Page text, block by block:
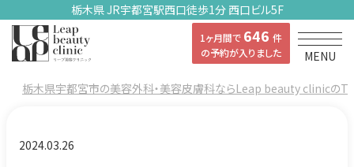
栃木県 JR宇都宮駅西口徒歩1分 西口ビル5F
1ヶ月間で 646 件
の予約が入りました
MENU
栃木県宇都宮市の美容外科・美容皮膚科ならLeap beauty clinicの
2024.03.26